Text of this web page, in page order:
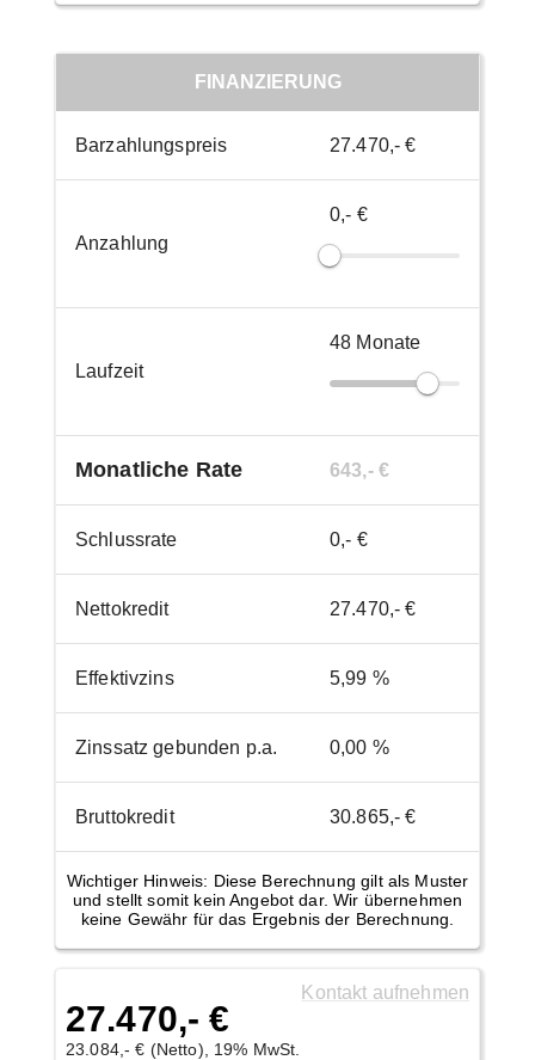
FINANZIERUNG
Barzahlungspreis 27.470,- €
Anzahlung
0,- €
Laufzeit
48 Monate
Monatliche Rate 643,- €
Schlussrate 0,- €
Nettokredit 27.470,- €
Effektivzins 5,99 %
Zinssatz gebunden p.a. 0,00 %
Bruttokredit 30.865,- €
Wichtiger Hinweis: Diese Berechnung gilt als Muster
und stellt somit kein Angebot dar. Wir übernehmen
keine Gewähr für das Ergebnis der Berechnung.
27.470,- €
23.084,- € (Netto), 19% MwSt.
Kontakt aufnehmen